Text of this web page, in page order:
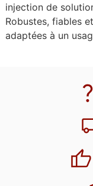
injection de
Robustes, fiables
adaptées à un